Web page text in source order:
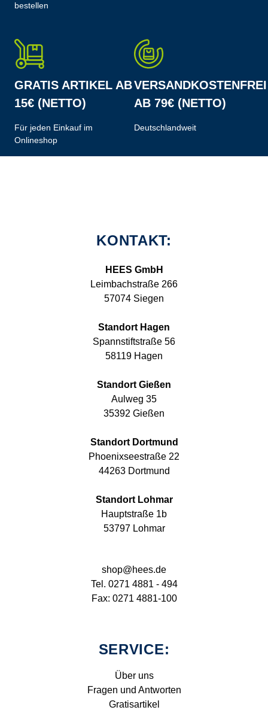
bestellen
GRATIS ARTIKEL AB
15€ (NETTO)
Für jeden Einkauf im
Onlineshop
VERSANDKOSTENFREI
AB 79€ (NETTO)
Deutschlandweit
KONTAKT:
HEES GmbH
Leimbachstraße 266
57074 Siegen
Standort Hagen
Spannstiftstraße 56
58119 Hagen
Standort Gießen
Aulweg 35
35392 Gießen
Standort Dortmund
Phoenixseestraße 22
44263 Dortmund
Standort Lohmar
Hauptstraße 1b
53797 Lohmar
shop@hees.de
Tel. 0271 4881 - 494
Fax: 0271 4881-100
SERVICE:
Über uns
Fragen und Antworten
Gratisartikel